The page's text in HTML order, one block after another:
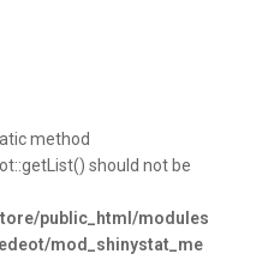
method
should not be
public_html/modules
mod_shinystat_me